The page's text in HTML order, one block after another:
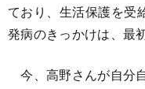
ており、生活保護を受
発病のきっかけは、最
今、高野さんが自分